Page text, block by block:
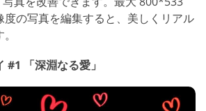
度の写真を編集すると、美しくリアル
#1 「深淵なる愛」